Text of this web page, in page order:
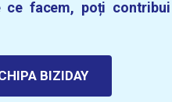
ce facem, poți
BIZIDAY